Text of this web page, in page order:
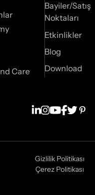
Care
Bayiler/Satış
Noktaları
Etkinlikler
Blog
Download
Gizlilik Politikası
Çerez Politikası